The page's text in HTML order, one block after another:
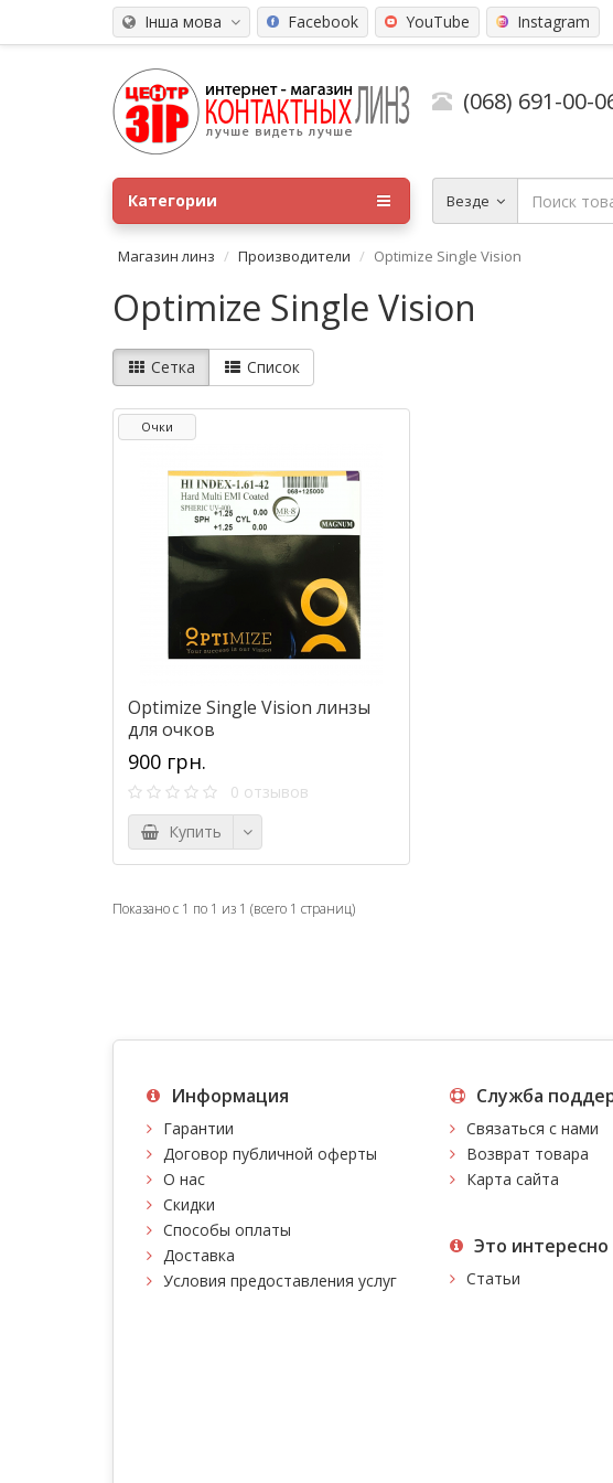
Інша мова Facebook YouTube Instagram
(068) 691-00-
Везде
Категории
Магазин линз Производители Optimize Single Vision
Optimize Single Vision
Сетка Список
Очки
Optimize Single Vision линзы
для очков
900 грн.
0 отзывов
Купить
Показано с 1 по 1 из 1 (всего 1 страниц)
Информация
Гарантии
Договор публичной оферты
О нас
Скидки
Способы оплаты
Доставка
Условия предоставления услуг
Служба
Связаться с нами
Возврат товара
Карта сайта
Это интересно
Статьи